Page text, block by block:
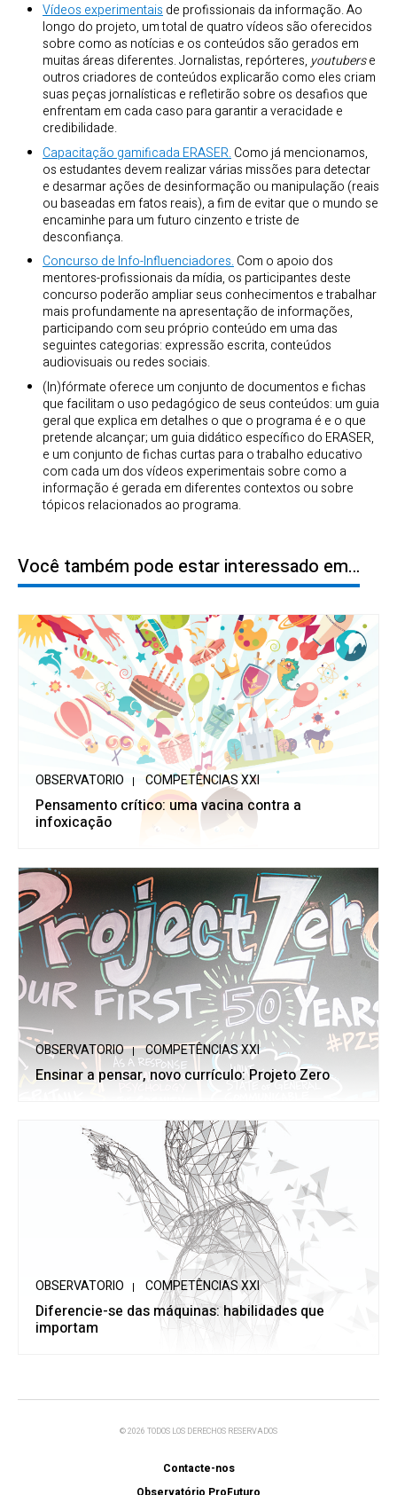
Vídeos experimentaisde profissionais da informação. Ao
longo do projeto, um total de quatro vídeos são oferecidos
sobre como as notícias e os conteúdos são gerados em
muitas áreas diferentes. Jornalistas, repórteres, youtuberse
outros criadores de conteúdos explicarão como eles criam
suas peças jornalísticas e refletirão sobre os desafios que
enfrentam em cada caso para garantir a veracidade e
credibilidade.
Capacitação gamificada ERASER.Como já mencionamos,
os estudantes devem realizar várias missões para detectar
e desarmar ações de desinformação ou manipulação (reais
ou baseadas em fatos reais), a fim de evitar que o mundo se
encaminhe para um futuro cinzento e triste de
desconfiança.
Concurso de Info-Influenciadores.Com o apoio dos
mentores-profissionais da mídia, os participantes deste
concurso poderão ampliar seus conhecimentos e trabalhar
mais profundamente na apresentação de informações,
participando com seu próprio conteúdo em uma das
seguintes categorias: expressão escrita, conteúdos
audiovisuais ou redes sociais.
(In)fórmate oferece um conjunto de documentos e fichas
que facilitam o uso pedagógico de seus conteúdos: um guia
geral que explica em detalhes o que o programa é e o que
pretende alcançar; um guia didático específico do ERASER,
e um conjunto de fichas curtas para o trabalho educativo
com cada um dos vídeos experimentais sobre como a
informação é gerada em diferentes contextos ou sobre
tópicos relacionados ao programa.
Você também pode estar interessado em…
OBSERVATORIO COMPETÊNCIAS XXI
Pensamento crítico: uma vacina contra a
infoxicação
OBSERVATORIO COMPETÊNCIAS XXI
Ensinar a pensar, novo currículo: Projeto Zero
OBSERVATORIO COMPETÊNCIAS XXI
Diferencie-se das máquinas: habilidades que
importam
© 2026 TODOS LOS DERECHOS RESERVADOS
Contacte-nos